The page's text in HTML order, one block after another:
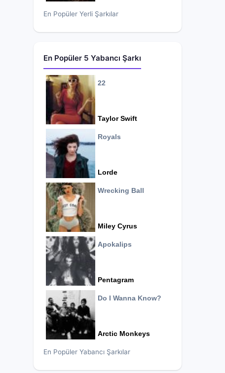
En Popüler Yerli Şarkılar
En Popüler 5 Yabancı Şarkı
22
Taylor Swift
Royals
Lorde
Wrecking Ball
Miley Cyrus
Apokalips
Pentagram
Do I Wanna Know?
Arctic Monkeys
En Popüler Yabancı Şarkılar